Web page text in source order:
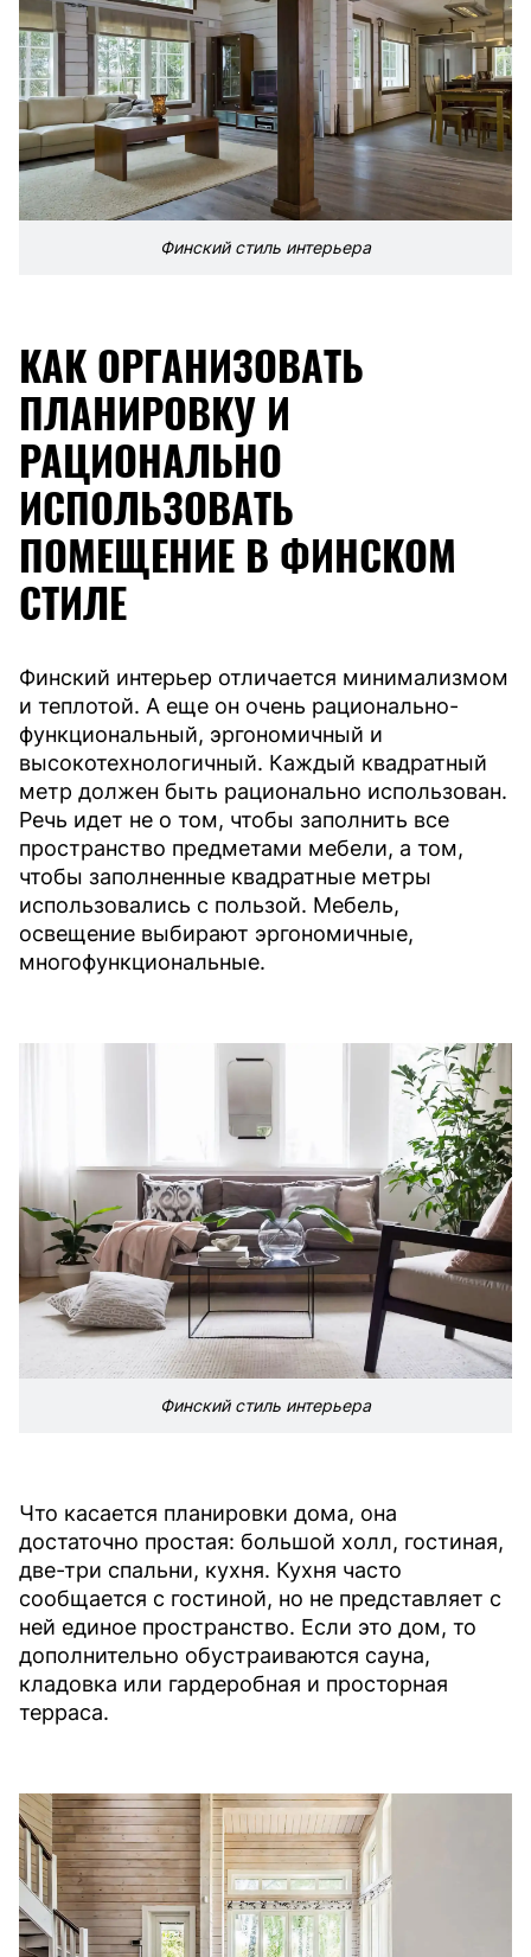
Финский стиль интерьера
КАК ОРГАНИЗОВАТЬ
ПЛАНИРОВКУ И
РАЦИОНАЛЬНО
ИСПОЛЬЗОВАТЬ
ПОМЕЩЕНИЕ В ФИНСКОМ
СТИЛЕ
Финский интерьер отличается минимализмом
и теплотой. А еще он очень рационально-
функциональный, эргономичный и
высокотехнологичный. Каждый квадратный
метр должен быть рационально использован.
Речь идет не о том, чтобы заполнить все
пространство предметами мебели, а том,
чтобы заполненные квадратные метры
использовались с пользой. Мебель,
освещение выбирают эргономичные,
многофункциональные.
Финский стиль интерьера
Что касается планировки дома, она
достаточно простая: большой холл, гостиная,
две-три спальни, кухня. Кухня часто
сообщается с гостиной, но не представляет с
ней единое пространство. Если это дом, то
дополнительно обустраиваются сауна,
кладовка или гардеробная и просторная
терраса.